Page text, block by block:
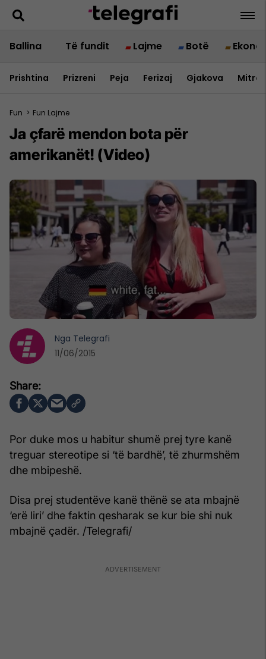
Ballina Të fundit Lajme Botë
Prishtina Prizreni Peja Ferizaj Gjakova
Fun > Fun Lajme
Ja çfarë mendon bota për
amerikanët! (Video)
Por duke mos u habitur shumë prej tyre kanë
treguar stereotipe si ‘të bardhë’, të zhurmshëm
dhe mbipeshë.
Disa prej studentëve kanë thënë se ata mbajnë
‘erë liri’ dhe faktin qesharak se kur bie shi nuk
mbajnë çadër. /Telegrafi/
Nga Telegrafi
11/06/2015